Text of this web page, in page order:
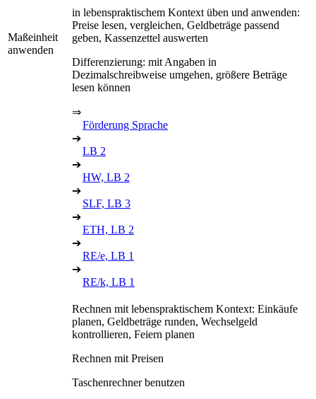
Maßeinheit
anwenden
in lebenspraktischem Kontext üben und anwenden:
Preise lesen, vergleichen, Geldbeträge passend
geben, Kassenzettel auswerten
Differenzierung: mit Angaben in
Dezimalschreibweise umgehen, größere Beträge
lesen können
⇒
Förderung Sprache
➔
LB 2
➔
HW, LB 2
➔
SLF, LB 3
➔
ETH, LB 2
➔
RE/e, LB 1
➔
RE/k, LB 1
Rechnen mit lebenspraktischem Kontext: Einkäufe
planen, Geldbeträge runden, Wechselgeld
kontrollieren, Feiern planen
Rechnen mit Preisen
Taschenrechner benutzen